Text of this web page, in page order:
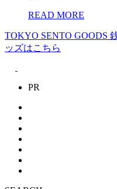
READ MORE
TOKYO SENTO GOODS
ッズはこちら
PR